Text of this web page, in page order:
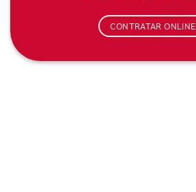
CONTRATAR ONLINE